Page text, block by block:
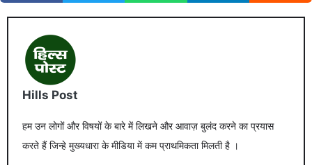
Hills Post
हम उन लोगों और विषयों के बारे में लिखने और आवाज़ बुलंद करने का प्रयास
करते हैं जिन्हे मुख्यधारा के मीडिया में कम प्राथमिकता मिलती है ।